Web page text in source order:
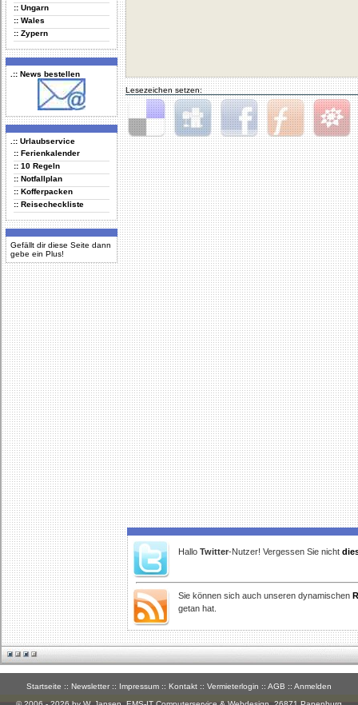
:: Ungarn
:: Wales
:: Zypern
.:: News bestellen
.:: Urlaubservice
:: Ferienkalender
:: 10 Regeln
:: Notfallplan
:: Kofferpacken
:: Reisecheckliste
Gefällt dir diese Seite dann
gebe ein Plus!
Lesezeichen setzen:
Delicious Digg Facebook Furl StudiVZ
Hallo Twitter-Nutzer! Vergessen Sie nicht
Sie können sich auch unseren dynamischen
getan hat.
Startseite :: Newsletter :: Impressum :: Kontakt :: Vermieterlogin :: AGB :: Anmelden